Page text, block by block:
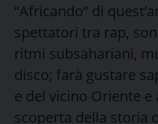
“Africando” di
spettatori tra rap,
ritmi subsahariani,
disco; farà gustare
e del vicino Oriente
scoperta della storia